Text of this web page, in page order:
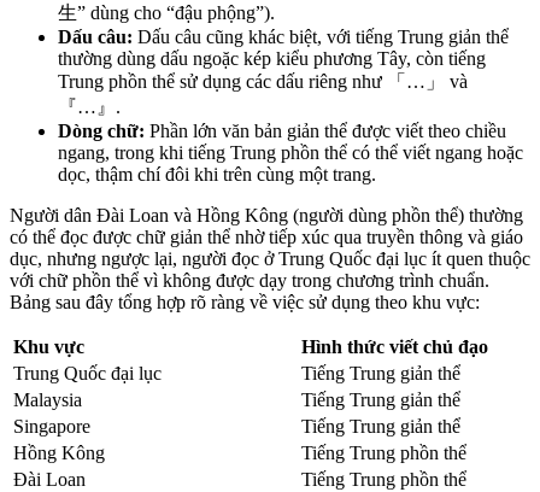
生” dùng cho “đậu phộng”).
Dấu câu: Dấu câu cũng khác biệt, với tiếng Trung giản thể
thường dùng dấu ngoặc kép kiểu phương Tây, còn tiếng
Trung phồn thể sử dụng các dấu riêng như 「…」 và
『…』.
Dòng chữ: Phần lớn văn bản giản thể được viết theo chiều
ngang, trong khi tiếng Trung phồn thể có thể viết ngang hoặc
dọc, thậm chí đôi khi trên cùng một trang.
Người dân Đài Loan và Hồng Kông (người dùng phồn thể) thường
có thể đọc được chữ giản thể nhờ tiếp xúc qua truyền thông và giáo
dục, nhưng ngược lại, người đọc ở Trung Quốc đại lục ít quen thuộc
với chữ phồn thể vì không được dạy trong chương trình chuẩn.
Bảng sau đây tổng hợp rõ ràng về việc sử dụng theo khu vực:
Khu vực
Hình thức viết chủ đạo
Trung Quốc đại lục
Tiếng Trung giản thể
Malaysia
Tiếng Trung giản thể
Singapore
Tiếng Trung giản thể
Hồng Kông
Tiếng Trung phồn thể
Đài Loan
Tiếng Trung phồn thể